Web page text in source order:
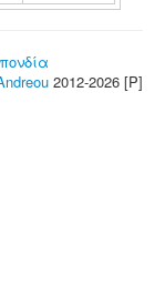
2012-2026 [P]